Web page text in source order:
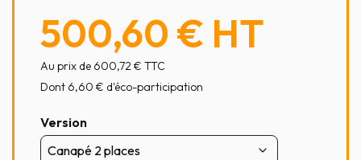
500,60 € HT
Au prix de 600,72 € TTC
Dont 6,60 € d'éco-participation
Version